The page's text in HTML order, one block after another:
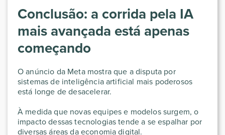
Conclusão: a corrida pela IA
mais avançada está apenas
começando
O anúncio da Meta mostra que a disputa por
sistemas de inteligência artificial mais poderosos
está longe de desacelerar.
À medida que novas equipes e modelos surgem, o
impacto dessas tecnologias tende a se espalhar por
diversas áreas da economia digital.